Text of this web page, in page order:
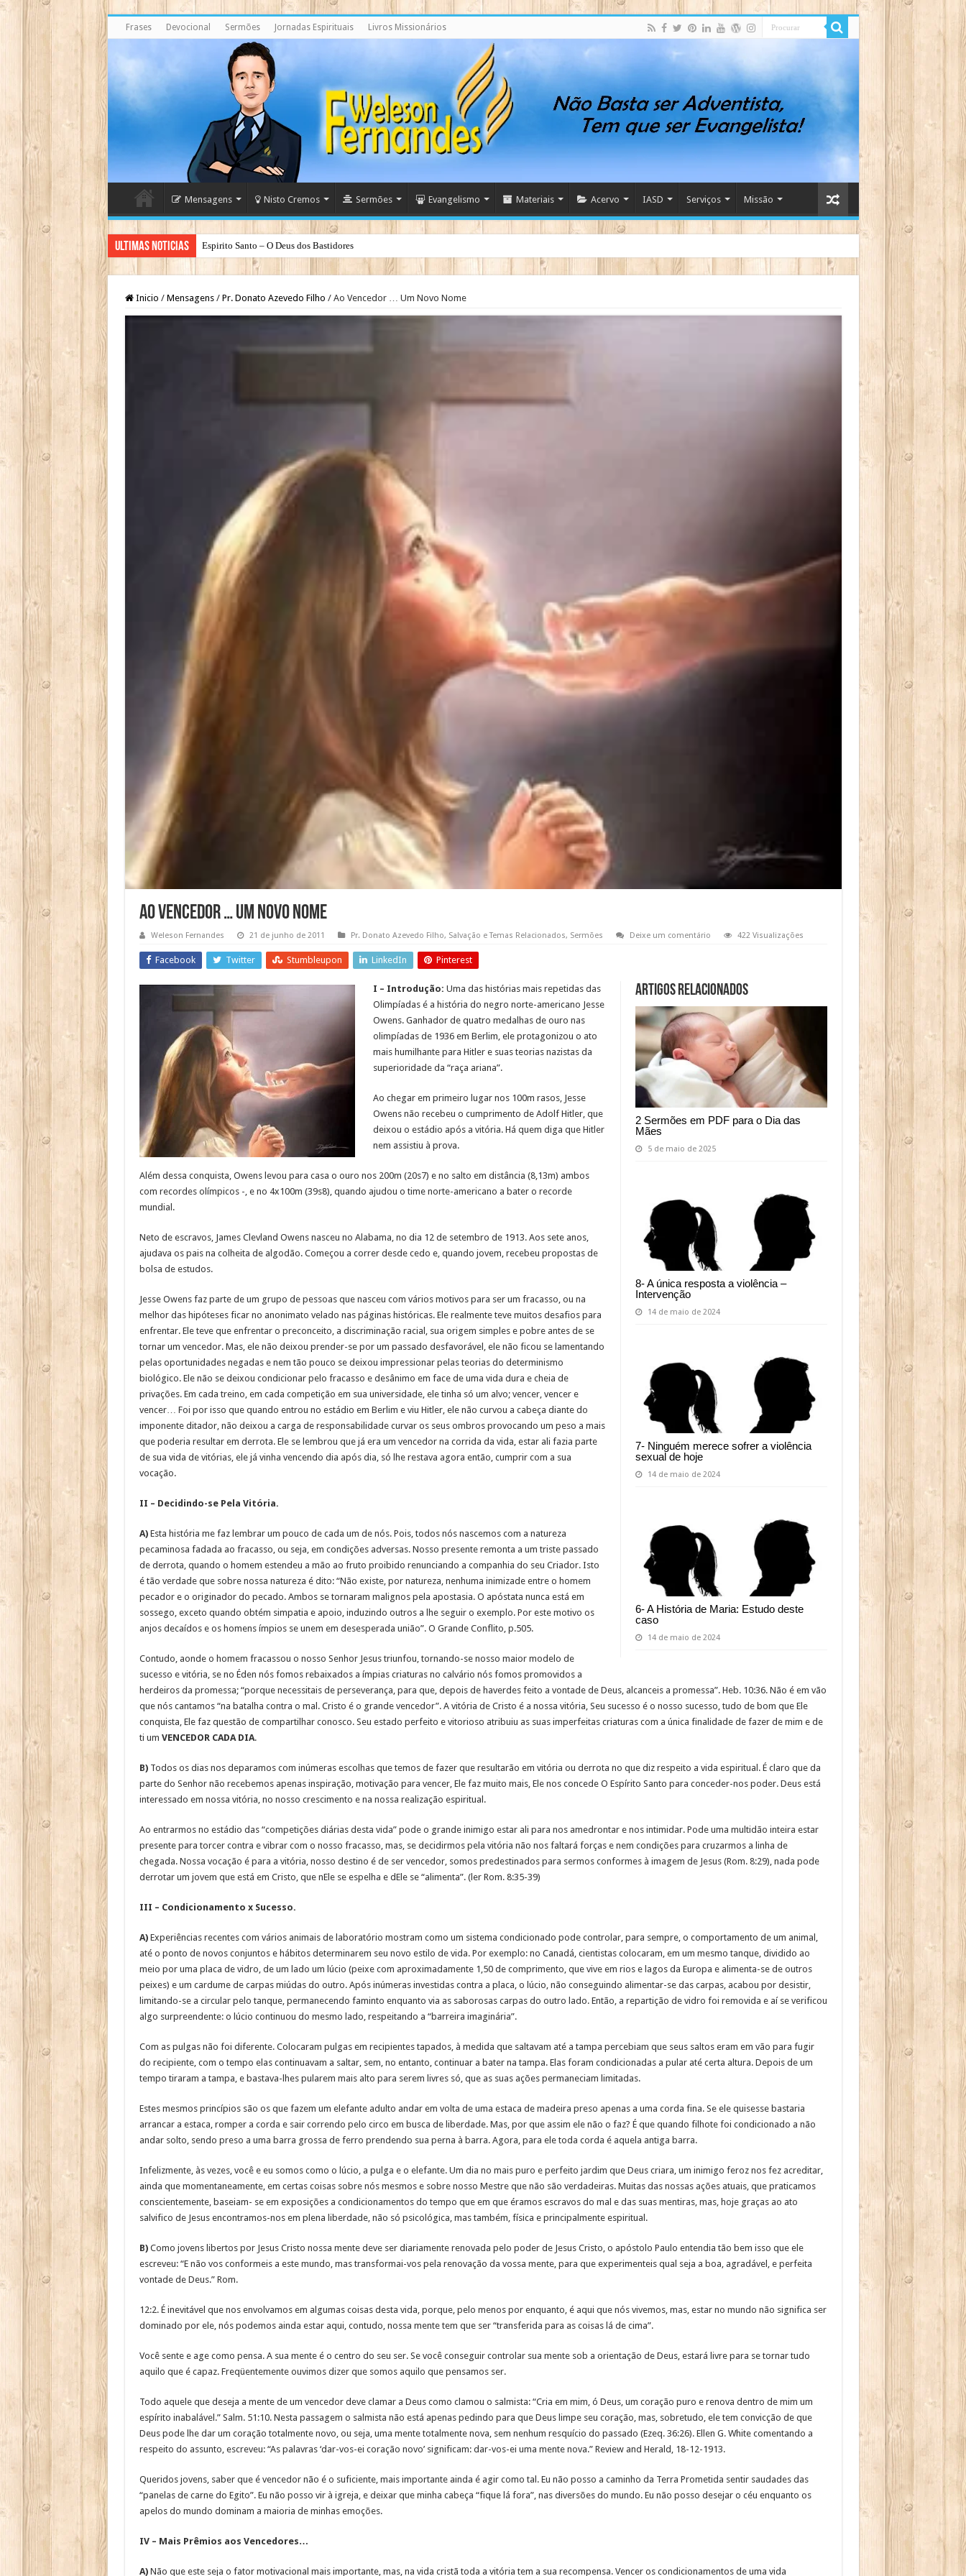
Frases Devocional Sermões Jornadas Espirituais Livros Missionários
Mensagens Nisto Cremos Sermões Evangelismo Materiais Acervo IASD Serviços Missão
Ultimas Noticias Espirito Santo – O Deus dos Bastidores
Inicio / Mensagens / Pr. Donato Azevedo Filho / Ao Vencedor … Um Novo Nome
Ao Vencedor … Um Novo Nome
Weleson Fernandes 21 de junho de 2011 Pr. Donato Azevedo Filho, Salvação e Temas Relacionados, Sermões Deixe um comentário 422 Visualizações
Facebook Twitter Stumbleupon LinkedIn Pinterest
Artigos relacionados
2 Sermões em PDF para o Dia das
Mães
5 de maio de 2025
8- A única resposta a violência –
Intervenção
14 de maio de 2024
7- Ninguém merece sofrer a violência
sexual de hoje
14 de maio de 2024
6- A História de Maria: Estudo deste
caso
14 de maio de 2024
I – Introdução: Uma das histórias mais repetidas das
Olimpíadas é a história do negro norte-americano Jesse
Owens. Ganhador de quatro medalhas de ouro nas
olimpíadas de 1936 em Berlim, ele protagonizou o ato
mais humilhante para Hitler e suas teorias nazistas da
superioridade da “raça ariana”.
Ao chegar em primeiro lugar nos 100m rasos, Jesse
Owens não recebeu o cumprimento de Adolf Hitler, que
deixou o estádio após a vitória. Há quem diga que Hitler
nem assistiu à prova.
Além dessa conquista, Owens levou para casa o ouro nos 200m (20s7) e no salto em distância (8,13m) ambos
com recordes olímpicos -, e no 4x100m (39s8), quando ajudou o time norte-americano a bater o recorde
mundial.
Neto de escravos, James Clevland Owens nasceu no Alabama, no dia 12 de setembro de 1913. Aos sete anos,
ajudava os pais na colheita de algodão. Começou a correr desde cedo e, quando jovem, recebeu propostas de
bolsa de estudos.
Jesse Owens faz parte de um grupo de pessoas que nasceu com vários motivos para ser um fracasso, ou na
melhor das hipóteses ficar no anonimato velado nas páginas históricas. Ele realmente teve muitos desafios para
enfrentar. Ele teve que enfrentar o preconceito, a discriminação racial, sua origem simples e pobre antes de se
tornar um vencedor. Mas, ele não deixou prender-se por um passado desfavorável, ele não ficou se lamentando
pelas oportunidades negadas e nem tão pouco se deixou impressionar pelas teorias do determinismo
biológico. Ele não se deixou condicionar pelo fracasso e desânimo em face de uma vida dura e cheia de
privações. Em cada treino, em cada competição em sua universidade, ele tinha só um alvo; vencer, vencer e
vencer… Foi por isso que quando entrou no estádio em Berlim e viu Hitler, ele não curvou a cabeça diante do
imponente ditador, não deixou a carga de responsabilidade curvar os seus ombros provocando um peso a mais
que poderia resultar em derrota. Ele se lembrou que já era um vencedor na corrida da vida, estar ali fazia parte
de sua vida de vitórias, ele já vinha vencendo dia após dia, só lhe restava agora então, cumprir com a sua
vocação.
II – Decidindo-se Pela Vitória.
A)Esta história me faz lembrar um pouco de cada um de nós. Pois, todos nós nascemos com a natureza
pecaminosa fadada ao fracasso, ou seja, em condições adversas. Nosso presente remonta a um triste passado
de derrota, quando o homem estendeu a mão ao fruto proibido renunciando a companhia do seu Criador. Isto
é tão verdade que sobre nossa natureza é dito: “Não existe, por natureza, nenhuma inimizade entre o homem
pecador e o originador do pecado. Ambos se tornaram malignos pela apostasia. O apóstata nunca está em
sossego, exceto quando obtém simpatia e apoio, induzindo outros a lhe seguir o exemplo. Por este motivo os
anjos decaídos e os homens ímpios se unem em desesperada união”. O Grande Conflito, p.505.
Contudo, aonde o homem fracassou o nosso Senhor Jesus triunfou, tornando-se nosso maior modelo de
sucesso e vitória, se no Éden nós fomos rebaixados a ímpias criaturas no calvário nós fomos promovidos a
herdeiros da promessa; “porque necessitais de perseverança, para que, depois de haverdes feito a vontade de Deus, alcanceis a promessa”. Heb. 10:36. Não é em vão
que nós cantamos “na batalha contra o mal. Cristo é o grande vencedor”. A vitória de Cristo é a nossa vitória, Seu sucesso é o nosso sucesso, tudo de bom que Ele
conquista, Ele faz questão de compartilhar conosco. Seu estado perfeito e vitorioso atribuiu as suas imperfeitas criaturas com a única finalidade de fazer de mim e de
ti um VENCEDOR CADA DIA.
B)Todos os dias nos deparamos com inúmeras escolhas que temos de fazer que resultarão em vitória ou derrota no que diz respeito a vida espiritual. É claro que da
parte do Senhor não recebemos apenas inspiração, motivação para vencer, Ele faz muito mais, Ele nos concede O Espírito Santo para conceder-nos poder. Deus está
interessado em nossa vitória, no nosso crescimento e na nossa realização espiritual.
Ao entrarmos no estádio das “competições diárias desta vida” pode o grande inimigo estar ali para nos amedrontar e nos intimidar. Pode uma multidão inteira estar
presente para torcer contra e vibrar com o nosso fracasso, mas, se decidirmos pela vitória não nos faltará forças e nem condições para cruzarmos a linha de
chegada. Nossa vocação é para a vitória, nosso destino é de ser vencedor, somos predestinados para sermos conformes à imagem de Jesus (Rom. 8:29), nada pode
derrotar um jovem que está em Cristo, que nEle se espelha e dEle se “alimenta”. (ler Rom. 8:35-39)
III – Condicionamento x Sucesso.
A)Experiências recentes com vários animais de laboratório mostram como um sistema condicionado pode controlar, para sempre, o comportamento de um animal,
até o ponto de novos conjuntos e hábitos determinarem seu novo estilo de vida. Por exemplo: no Canadá, cientistas colocaram, em um mesmo tanque, dividido ao
meio por uma placa de vidro, de um lado um lúcio (peixe com aproximadamente 1,50 de comprimento, que vive em rios e lagos da Europa e alimenta-se de outros
peixes) e um cardume de carpas miúdas do outro. Após inúmeras investidas contra a placa, o lúcio, não conseguindo alimentar-se das carpas, acabou por desistir,
limitando-se a circular pelo tanque, permanecendo faminto enquanto via as saborosas carpas do outro lado. Então, a repartição de vidro foi removida e aí se verificou
algo surpreendente: o lúcio continuou do mesmo lado, respeitando a “barreira imaginária”.
Com as pulgas não foi diferente. Colocaram pulgas em recipientes tapados, à medida que saltavam até a tampa percebiam que seus saltos eram em vão para fugir
do recipiente, com o tempo elas continuavam a saltar, sem, no entanto, continuar a bater na tampa. Elas foram condicionadas a pular até certa altura. Depois de um
tempo tiraram a tampa, e bastava-lhes pularem mais alto para serem livres só, que as suas ações permaneciam limitadas.
Estes mesmos princípios são os que fazem um elefante adulto andar em volta de uma estaca de madeira preso apenas a uma corda fina. Se ele quisesse bastaria
arrancar a estaca, romper a corda e sair correndo pelo circo em busca de liberdade. Mas, por que assim ele não o faz? É que quando filhote foi condicionado a não
andar solto, sendo preso a uma barra grossa de ferro prendendo sua perna à barra. Agora, para ele toda corda é aquela antiga barra.
Infelizmente, às vezes, você e eu somos como o lúcio, a pulga e o elefante. Um dia no mais puro e perfeito jardim que Deus criara, um inimigo feroz nos fez acreditar,
ainda que momentaneamente, em certas coisas sobre nós mesmos e sobre nosso Mestre que não são verdadeiras. Muitas das nossas ações atuais, que praticamos
conscientemente, baseiam- se em exposições a condicionamentos do tempo que em que éramos escravos do mal e das suas mentiras, mas, hoje graças ao ato
salvifico de Jesus encontramos-nos em plena liberdade, não só psicológica, mas também, física e principalmente espiritual.
B)Como jovens libertos por Jesus Cristo nossa mente deve ser diariamente renovada pelo poder de Jesus Cristo, o apóstolo Paulo entendia tão bem isso que ele
escreveu: “E não vos conformeis a este mundo, mas transformai-vos pela renovação da vossa mente, para que experimenteis qual seja a boa, agradável, e perfeita
vontade de Deus.” Rom.
12:2. É inevitável que nos envolvamos em algumas coisas desta vida, porque, pelo menos por enquanto, é aqui que nós vivemos, mas, estar no mundo não significa ser
dominado por ele, nós podemos ainda estar aqui, contudo, nossa mente tem que ser “transferida para as coisas lá de cima”.
Você sente e age como pensa. A sua mente é o centro do seu ser. Se você conseguir controlar sua mente sob a orientação de Deus, estará livre para se tornar tudo
aquilo que é capaz. Freqüentemente ouvimos dizer que somos aquilo que pensamos ser.
Todo aquele que deseja a mente de um vencedor deve clamar a Deus como clamou o salmista: “Cria em mim, ó Deus, um coração puro e renova dentro de mim um
espírito inabalável.” Salm. 51:10. Nesta passagem o salmista não está apenas pedindo para que Deus limpe seu coração, mas, sobretudo, ele tem convicção de que
Deus pode lhe dar um coração totalmente novo, ou seja, uma mente totalmente nova, sem nenhum resquício do passado (Ezeq. 36:26). Ellen G. White comentando a
respeito do assunto, escreveu: “As palavras ‘dar-vos-ei coração novo’ significam: dar-vos-ei uma mente nova.” Review and Herald, 18-12-1913.
Queridos jovens, saber que é vencedor não é o suficiente, mais importante ainda é agir como tal. Eu não posso a caminho da Terra Prometida sentir saudades das
“panelas de carne do Egito”. Eu não posso vir à igreja, e deixar que minha cabeça “fique lá fora”, nas diversões do mundo. Eu não posso desejar o céu enquanto os
apelos do mundo dominam a maioria de minhas emoções.
IV – Mais Prêmios aos Vencedores…
A)Não que este seja o fator motivacional mais importante, mas, na vida cristã toda a vitória tem a sua recompensa. Vencer os condicionamentos de uma vida